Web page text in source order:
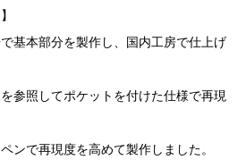
】
基本部分を製作し、国内工房で仕上げ
参照してポケットを付けた仕様で再現
ンで再現度を高めて製作しました。